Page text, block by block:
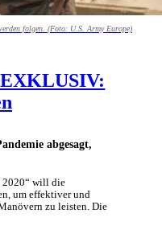
folgen. (Foto: U.S. Army Europe)
abgesagt,
2020“ will die
um effektiver und
zu leisten. Die